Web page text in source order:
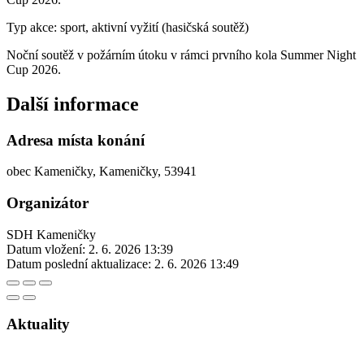
Typ akce: sport, aktivní vyžití (hasičská soutěž)
Noční soutěž v požárním útoku v rámci prvního kola Summer Night
Cup 2026.
Další informace
Adresa místa konání
obec Kameničky, Kameničky, 53941
Organizátor
SDH Kameničky
Datum vložení: 2. 6. 2026 13:39
Datum poslední aktualizace: 2. 6. 2026 13:49
Aktuality